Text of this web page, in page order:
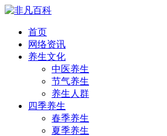
首页
网络资讯
养生文化
中医养生
节气养生
养生人群
四季养生
春季养生
夏季养生